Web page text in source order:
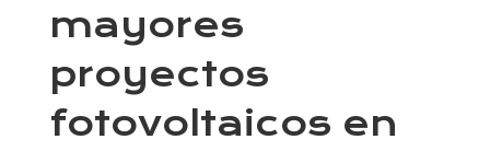
mayores
proyectos
fotovoltaicos en